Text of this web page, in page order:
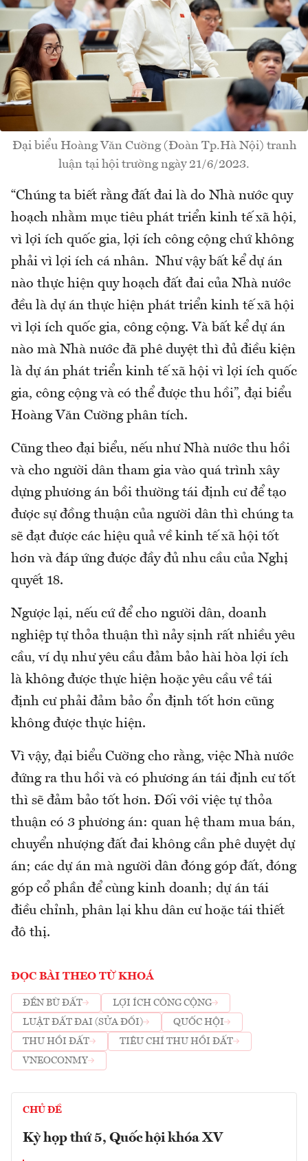
Đại biểu Hoàng Văn Cường (Đoàn Tp.Hà Nội) tranh
luận tại hội trường ngày 21/6/2023.
“Chúng ta biết rằng đất đai là do Nhà nước quy
hoạch nhằm mục tiêu phát triển kinh tế xã hội,
vì lợi ích quốc gia, lợi ích công cộng chứ không
phải vì lợi ích cá nhân. Như vậy bất kể dự án
nào thực hiện quy hoạch đất đai của Nhà nước
đều là dự án thực hiện phát triển kinh tế xã hội
vì lợi ích quốc gia, công cộng. Và bất kể dự án
nào mà Nhà nước đã phê duyệt thì đủ điều kiện
là dự án phát triển kinh tế xã hội vì lợi ích quốc
gia, công cộng và có thể được thu hồi”, đại biểu
Hoàng Văn Cường phân tích.
Cũng theo đại biểu, nếu như Nhà nước thu hồi
và cho người dân tham gia vào quá trình xây
dựng phương án bồi thường tái định cư để tạo
được sự đồng thuận của người dân thì chúng ta
sẽ đạt được các hiệu quả về kinh tế xã hội tốt
hơn và đáp ứng được đầy đủ nhu cầu của Nghị
quyết 18.
Ngược lại, nếu cứ để cho người dân, doanh
nghiệp tự thỏa thuận thì nảy sịnh rất nhiều yêu
cầu, ví dụ như yêu cầu đảm bảo hài hòa lợi ích
là không được thực hiện hoặc yêu cầu về tái
định cư phải đảm bảo ổn định tốt hơn cũng
không được thực hiện.
Vì vậy, đại biểu Cường cho rằng, việc Nhà nước
đứng ra thu hồi và có phương án tái định cư tốt
thì sẽ đảm bảo tốt hơn. Đối với việc tự thỏa
thuận có 3 phương án: quan hệ tham mua bán,
chuyển nhượng đất đai không cần phê duyệt dự
án; các dự án mà người dân đóng góp đất, đóng
góp cổ phần để cùng kinh doanh; dự án tái
điều chỉnh, phân lại khu dân cư hoặc tái thiết
đô thị.
ĐỌC BÀI THEO TỪ KHOÁ
ĐỀN BÙ ĐẤT
LỢI ÍCH CÔNG CỘNG
LUẬT ĐẤT ĐAI (SỬA ĐỔI)
QUỐC HỘI
THU HỒI ĐẤT
TIÊU CHÍ THU HỒI ĐẤT
VNEOCONMY
CHỦ ĐỀ
Kỳ họp thứ 5, Quốc hội khóa XV